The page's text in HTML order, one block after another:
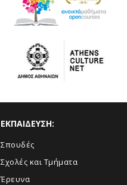
ΕΚΠΑΙΔΕΥΣΗ:
Σπουδές
Σχολές και Τμήματα
Έρευνα